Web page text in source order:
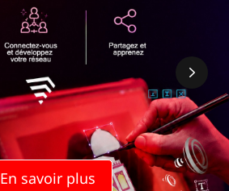
En savoir plus